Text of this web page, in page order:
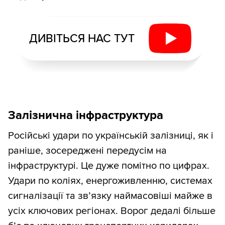
ДИВІТЬСЯ НАС ТУТ
Залізнична інфраструктура
Російські удари по українській залізниці, як і
раніше, зосереджені передусім на
інфраструктурі. Це дуже помітно по цифрах.
Удари по коліях, енергоживленню, системах
сигналізації та зв’язку наймасовіші майже в
усіх ключових регіонах. Ворог дедалі більше